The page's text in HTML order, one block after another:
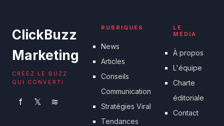
ClickBuzz
Marketing
CRÉEZ LE BUZZ
QUI CONVERTI
f 𝕏 ≋
RUBRIQUES
News
Articles
Conseils
Communication
Stratégies Viral
Tendances
LE
MÉDIA
À propos
L'équipe
Charte
éditoriale
Contact